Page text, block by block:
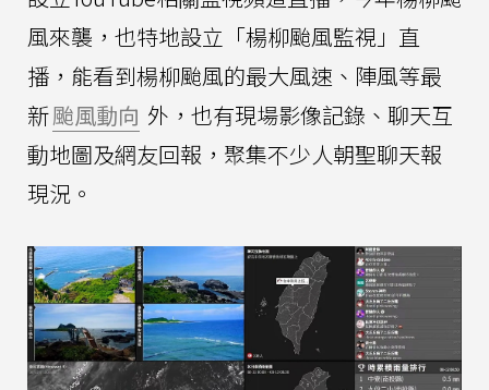
風來襲，也特地設立「楊柳颱風監視」直
播，能看到楊柳颱風的最大風速、陣風等最
新颱風動向 外，也有現場影像記錄、聊天互
動地圖及網友回報，聚集不少人朝聖聊天報
現況。